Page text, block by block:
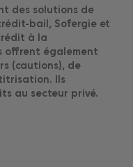
des solutions de
bail, Sofergie et
à la
offrent également
(cautions), de
Ils
au secteur privé.